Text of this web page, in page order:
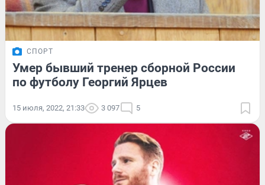
СПОРТ
Умер бывший тренер сборной России
по футболу Георгий Ярцев
15 июля, 2022, 21:33 3 097 5